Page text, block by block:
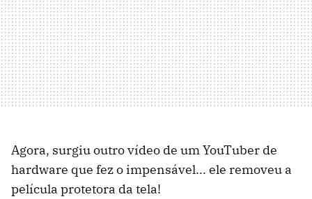
Agora, surgiu outro vídeo de um YouTuber de
hardware que fez o impensável... ele removeu a
película protetora da tela!